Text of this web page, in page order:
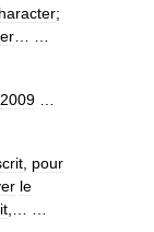
;
2009
pour
le